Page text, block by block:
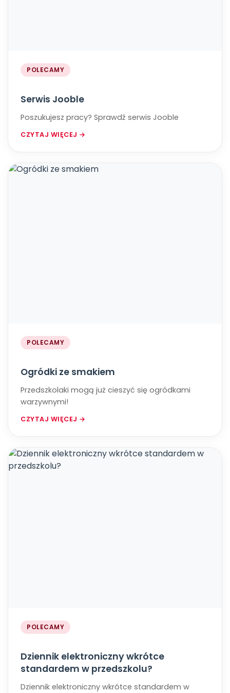
POLECAMY
​​​​​​​Serwis Jooble
Poszukujesz pracy? ​​​​​​​Sprawdź serwis Jooble
CZYTAJ WIĘCEJ →
POLECAMY
Ogródki ze smakiem
Przedszkolaki mogą już cieszyć się ogródkami
warzywnymi!
CZYTAJ WIĘCEJ →
POLECAMY
Dziennik elektroniczny wkrótce
standardem w przedszkolu?
Dziennik elektroniczny wkrótce standardem w